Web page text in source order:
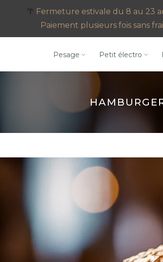
🌴 Fermeture estivale du 8 au 23
Paiement plusieurs fois sans
Pesage Petit électro